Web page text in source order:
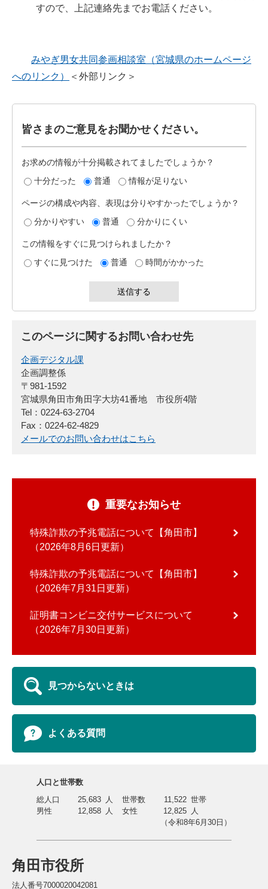
すので、上記連絡先までお電話ください。
みやぎ男女共同参画相談室（宮城県のホームページ
へのリンク）
＜外部リンク＞
皆さまのご意見をお聞かせください。
お求めの情報が十分掲載されてましたでしょうか？
十分だった
普通 情報が足りない
ページの構成や内容、表現は分りやすかったでしょうか？
分かりやすい
普通 分かりにくい
この情報をすぐに見つけられましたか？
すぐに見つけた
普通 時間がかかった
このページに関するお問い合わせ先
企画デジタル課
企画調整係
〒981-1592
宮城県角田市角田字大坊41番地 市役所4階
Tel：0224-63-2704
Fax：0224-62-4829
メールでのお問い合わせはこちら
重要なお知らせ
特殊詐欺の予兆電話について【角田市】
2026年8月6日更新
特殊詐欺の予兆電話について【角田市】
2026年7月31日更新
証明書コンビニ交付サービスについて
2026年7月30日更新
見つからないときは
よくある質問
角田市役所
法人番号7000020042081
人口と世帯数
総人口
25,683 人 世帯数 11,522 世帯
男性
12,858 人 女性 12,825 人
（令和8年6月30日）